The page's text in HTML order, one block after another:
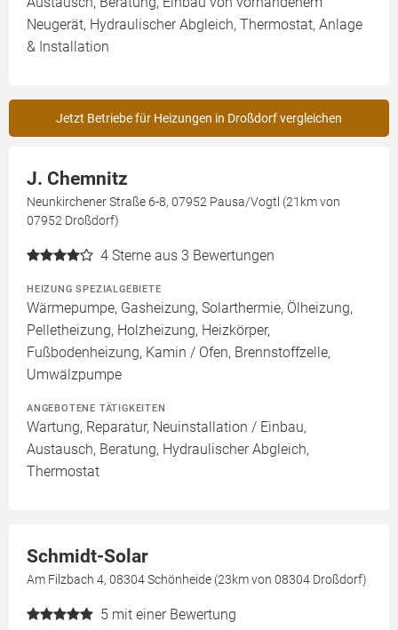
Neugerät, Hydraulischer Abgleich, Thermostat, Anlage
& Installation
Jetzt Betriebe für Heizungen in Droßdorf vergleichen
J. Chemnitz
Neunkirchener Straße 6-8, 07952 Pausa/Vogtl (21km von
07952 Droßdorf)
4 Sterne aus 3 Bewertungen
HEIZUNG SPEZIALGEBIETE
Wärmepumpe, Gasheizung, Solarthermie, Ölheizung,
Pelletheizung, Holzheizung, Heizkörper,
Fußbodenheizung, Kamin / Ofen, Brennstoffzelle,
Umwälzpumpe
ANGEBOTENE TÄTIGKEITEN
Wartung, Reparatur, Neuinstallation / Einbau,
Austausch, Beratung, Hydraulischer Abgleich,
Thermostat
Schmidt-Solar
Am Filzbach 4, 08304 Schönheide (23km von 08304 Droßdorf)
5 mit einer Bewertung